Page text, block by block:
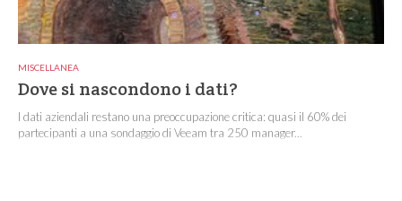
MISCELLANEA
Dove si nascondono i dati?
I dati aziendali restano una preoccupazione critica: quasi il 60% dei
partecipanti a una sondaggio di Veeam tra 250 manager...